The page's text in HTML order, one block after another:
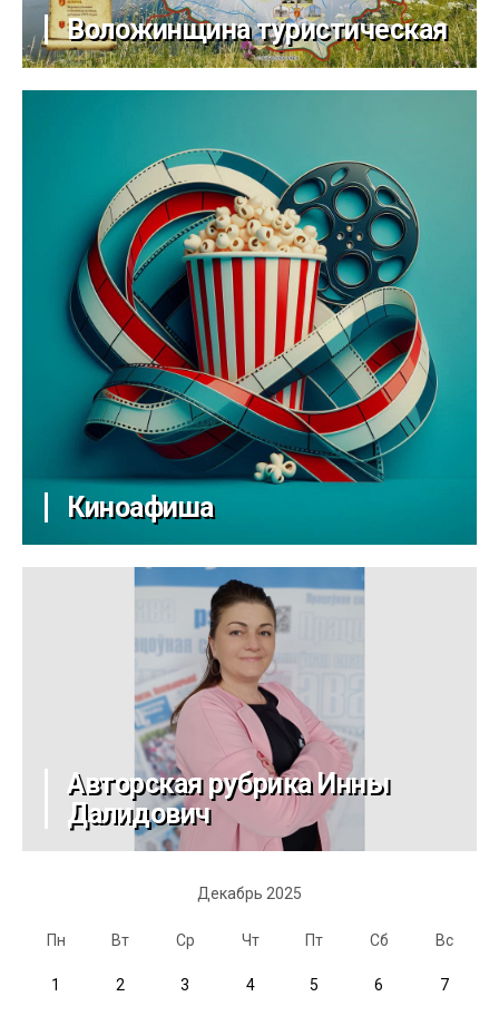
Воложинщина туристическая
Киноафиша
Авторская рубрика Инны
Далидович
Декабрь 2025
Пн Вт Ср Чт Пт Сб Вс
1 2 3 4 5 6 7